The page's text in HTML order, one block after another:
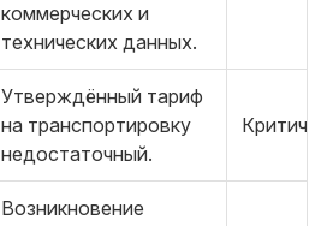
коммерческих и
технических данных.
Утверждённый тариф
на транспортировку
недостаточный.
Возникновение